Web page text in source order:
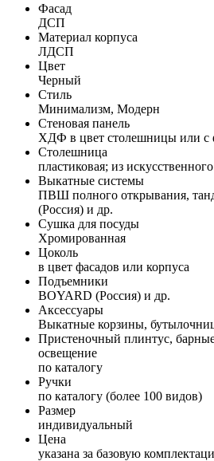
Фасад
ДСП
Материал корпуса
ЛДСП
Цвет
Черный
Стиль
Минимализм, Модерн
Стеновая панель
ХДФ в цвет столешницы или с
Столешница
пластиковая; из
Выкатные системы
ПВШ полного открывания,
(Россия) и др.
Сушка для посуды
Хромированная
Цоколь
в цвет фасадов или корпуса
Подъемники
BOYARD (Россия) и др.
Аксессуары
Выкатные корзины,
Пристеночный плинтус,
освещение
по каталогу
Ручки
по каталогу (более 100 видов)
Размер
индивидуальный
Цена
указана за базовую